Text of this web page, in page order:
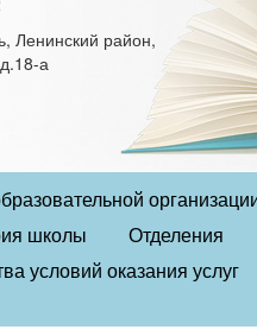
Ленинский район,
а
школы
Отделения
условий оказания услуг